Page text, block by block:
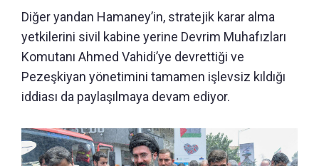
Diğer yandan Hamaney’in, stratejik karar alma
yetkilerini sivil kabine yerine Devrim Muhafızları
Komutanı Ahmed Vahidi’ye devrettiği ve
Pezeşkiyan yönetimini tamamen işlevsiz kıldığı
iddiası da paylaşılmaya devam ediyor.